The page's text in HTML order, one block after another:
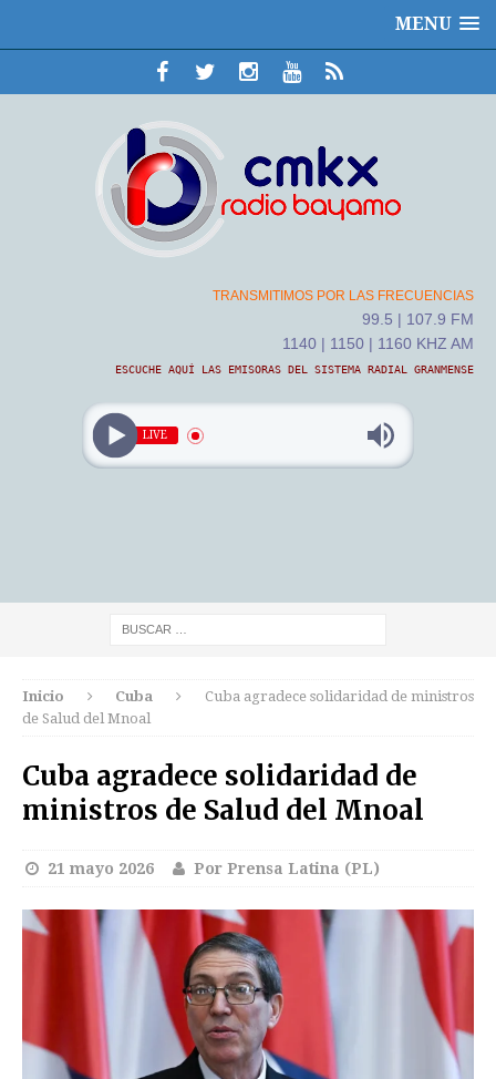
MENU
TRANSMITIMOS POR LAS FRECUENCIAS
99.5 | 107.9 FM
1140 | 1150 | 1160 KHZ AM
ESCUCHE AQUÍ LAS EMISORAS DEL SISTEMA RADIAL GRANMENSE
LIVE
Inicio Cuba
Cuba agradece solidaridad de ministros
de Salud del Mnoal
Cuba agradece solidaridad de
ministros de Salud del Mnoal
21 mayo 2026 Por Prensa Latina (PL)